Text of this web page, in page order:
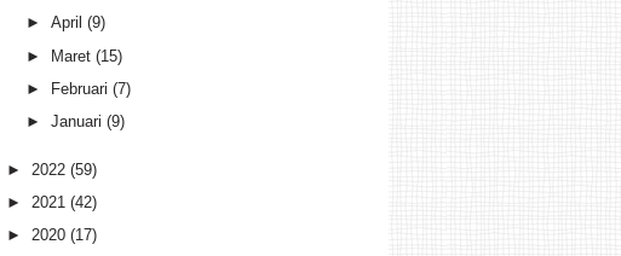
► April (9)
► Maret (15)
►
Februari (7)
► Januari (9)
► 2022 (59)
► 2021 (42)
► 2020 (17)